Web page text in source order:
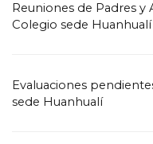
Reuniones de Padres
Colegio sede Huanhualí
Evaluaciones
sede Huanhualí